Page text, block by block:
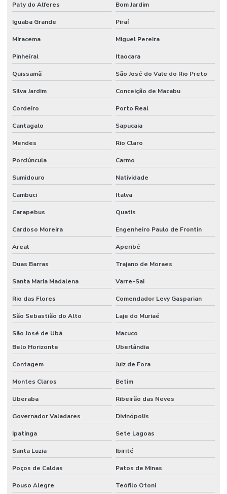
Paty do Alferes Bom Jardim
Iguaba Grande Piraí
Miracema Miguel Pereira
Pinheiral Itaocara
Quissamã São José do Vale do Rio Preto
Silva Jardim Conceição de Macabu
Cordeiro Porto Real
Cantagalo Sapucaia
Mendes Rio Claro
Porciúncula Carmo
Sumidouro Natividade
Cambuci Italva
Carapebus Quatis
Cardoso Moreira Engenheiro Paulo de Frontin
Areal Aperibé
Duas Barras Trajano de Moraes
Santa Maria Madalena Varre-Sai
Rio das Flores Comendador Levy Gasparian
São Sebastião do Alto Laje do Muriaé
São José de Ubá
Macuco
Belo Horizonte
Uberlândia
Contagem Juiz de Fora
Montes Claros Betim
Uberaba Ribeirão das Neves
Governador Valadares Divinópolis
Ipatinga Sete Lagoas
Santa Luzia Ibirité
Poços de Caldas Patos de Minas
Pouso Alegre Teófilo Otoni